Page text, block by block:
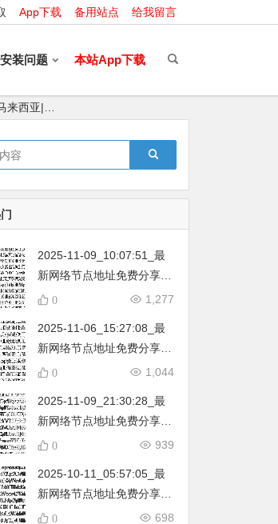
App下载 备用站点 给我留言
装问题 本站App下载
来西亚|…
2025-11-09_10:07:51_最
新网络节点地址免费分享…
不定期更新…开放免费分享
韩国|新加坡|台湾|马来西亚|
…
1,277
0
2025-11-06_15:27:08_最
新网络节点地址免费分享…
不定期更新…开放免费分享
韩国|新加坡|台湾|马来西亚|
…
1,044
0
2025-11-09_21:30:28_最
新网络节点地址免费分享…
不定期更新…开放免费分享
韩国|新加坡|台湾|马来西亚|
…
939
0
2025-10-11_05:57:05_最
新网络节点地址免费分享…
不定期更新…开放免费分享
698
0